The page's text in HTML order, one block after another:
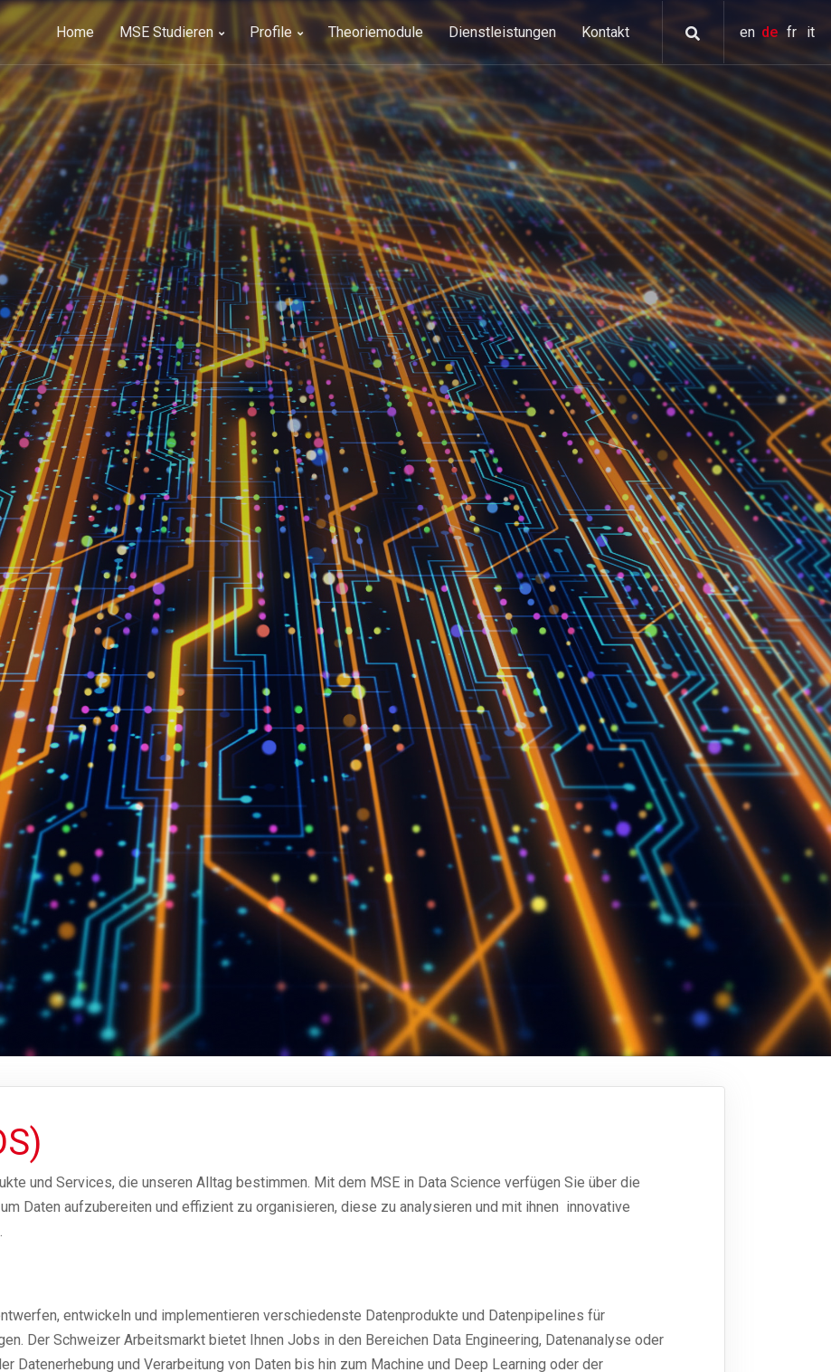
Home MSE Studieren Profile Theoriemodule Dienstleistungen Kontakt en de fr it
und Services, die unseren Alltag bestimmen. Mit dem MSE in Data Science verfügen Sie über die
Daten aufzubereiten und effizient zu organisieren, diese zu analysieren und mit ihnen innovative
entwickeln und implementieren verschiedenste Datenprodukte und Datenpipelines für
Der Schweizer Arbeitsmarkt bietet Ihnen Jobs in den Bereichen Data Engineering, Datenanalyse oder
Datenerhebung und Verarbeitung von Daten bis hin zum Machine und Deep Learning oder der